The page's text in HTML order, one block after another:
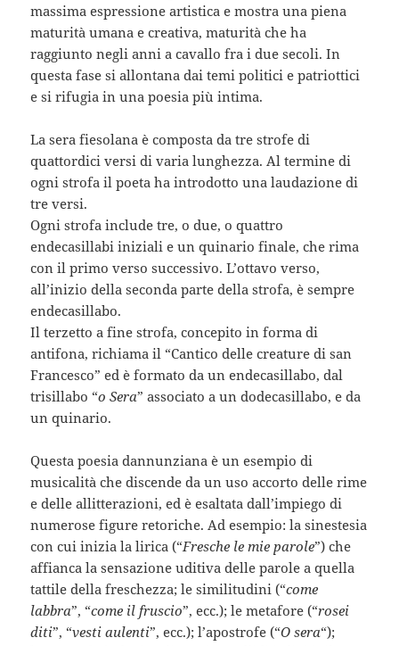
massima espressione artistica e mostra una piena
maturità umana e creativa, maturità che ha
raggiunto negli anni a cavallo fra i due secoli. In
questa fase si allontana dai temi politici e patriottici
e si rifugia in una poesia più intima.
La sera fiesolana è composta da tre strofe di
quattordici versi di varia lunghezza. Al termine di
ogni strofa il poeta ha introdotto una laudazione di
tre versi.
Ogni strofa include tre, o due, o quattro
endecasillabi iniziali e un quinario finale, che rima
con il primo verso successivo. L’ottavo verso,
all’inizio della seconda parte della strofa, è sempre
endecasillabo.
Il terzetto a fine strofa, concepito in forma di
antifona, richiama il “Cantico delle creature di san
Francesco” ed è formato da un endecasillabo, dal
trisillabo “o Sera” associato a un dodecasillabo, e da
un quinario.
Questa poesia dannunziana è un esempio di
musicalità che discende da un uso accorto delle rime
e delle allitterazioni, ed è esaltata dall’impiego di
numerose figure retoriche. Ad esempio: la sinestesia
con cui inizia la lirica (“Fresche le mie parole”) che
affianca la sensazione uditiva delle parole a quella
tattile della freschezza; le similitudini (“come
labbra”, “come il fruscio”, ecc.); le metafore (“rosei
diti”, “vesti aulenti”, ecc.); l’apostrofe (“O sera“);